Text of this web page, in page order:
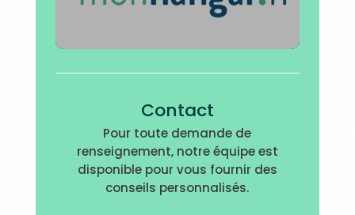
Contact
Pour toute demande de
renseignement, notre équipe est
disponible pour vous fournir des
conseils personnalisés.